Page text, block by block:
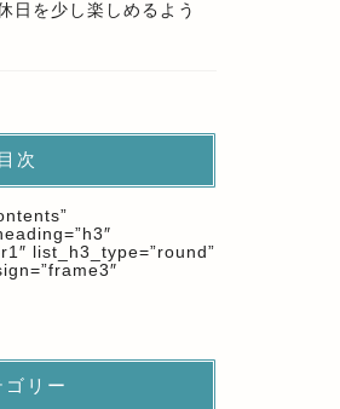
日を少し楽しめるよう
目次
list_h3_type=”round”
ゴリー